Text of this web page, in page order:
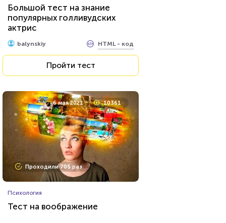
подойдет?
Пройти тест
18 февраля 2021
Проходили 59047 раз
Тест: "Мое будущее. Каким
оно будет?"
Большой тест на знание
популярных голливудских
актрис
balynskiy HTML - код
Пройти тест
6 мая 2021 10361
Проходили 705 раз
Психология
Тест на воображение